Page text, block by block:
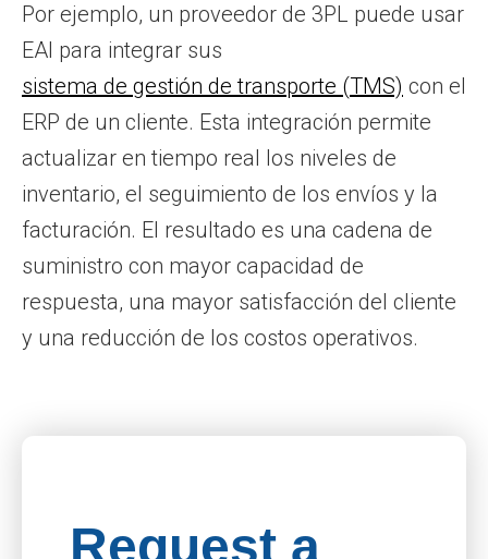
Por ejemplo, un proveedor de 3PL puede usar
EAI para integrar sus
sistema de gestión de transporte (TMS) con el
ERP de un cliente. Esta integración permite
actualizar en tiempo real los niveles de
inventario, el seguimiento de los envíos y la
facturación. El resultado es una cadena de
suministro con mayor capacidad de
respuesta, una mayor satisfacción del cliente
y una reducción de los costos operativos.